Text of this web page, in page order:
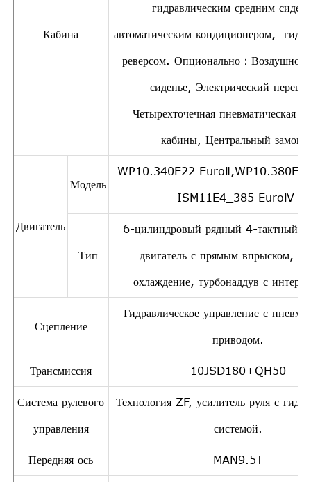
Кабина
гидравлическим средним
автоматическим кондиционером,
реверсом. Опционально：Воздушное
сиденье, Электрический
Четырехточечная пневматическая
кабины, Центральный
Двигатель
Модель
WP10.340E22
ISM11E4_385 EuroⅣ
Тип
6-цилиндровый рядный 4-тактный
двигатель с прямым впрыском,
охлаждение, турбонаддув с
Сцепление
Гидравлическое управление с
приводом.
Трансмиссия 10JSD180+QH50
Система рулевого
управления
Технология ZF, усилитель руля с
системой.
Передняя ось MAN9.5T